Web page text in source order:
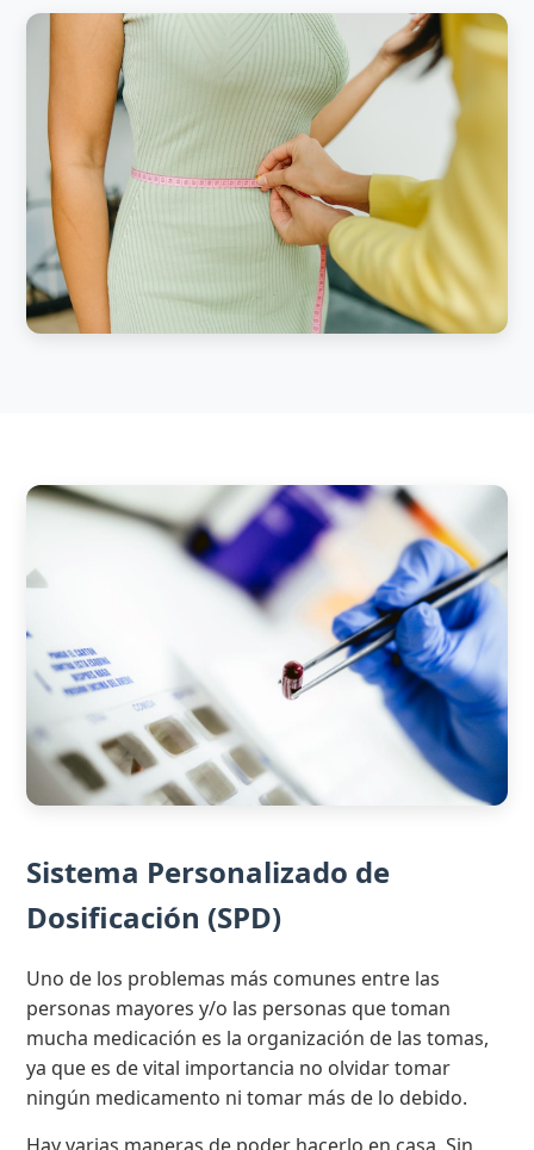
Sistema Personalizado de
Dosificación (SPD)
Uno de los problemas más comunes entre las
personas mayores y/o las personas que toman
mucha medicación es la organización de las tomas,
ya que es de vital importancia no olvidar tomar
ningún medicamento ni tomar más de lo debido.